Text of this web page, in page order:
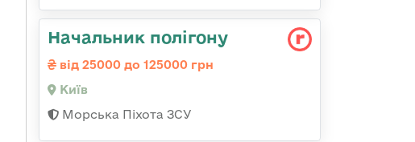
Начальник полігону
від 25000 до 125000 грн
Київ
Морська Піхота ЗСУ